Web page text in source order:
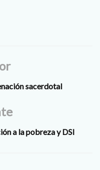
sacerdotal
a la pobreza y DSI